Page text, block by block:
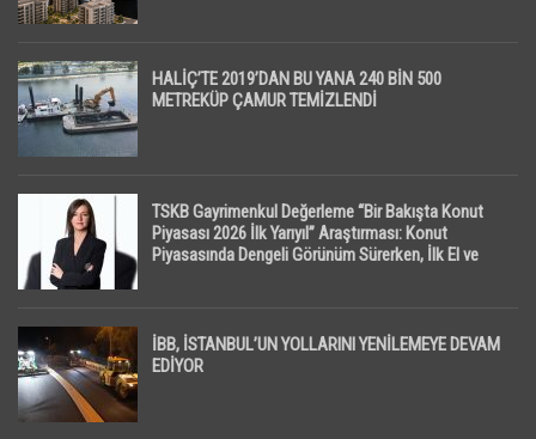
HALİÇ’TE 2019’DAN BU YANA 240 BİN 500
METREKÜP ÇAMUR TEMİZLENDİ
TSKB Gayrimenkul Değerleme “Bir Bakışta Konut
Piyasası 2026 İlk Yarıyıl” Araştırması: Konut
Piyasasında Dengeli Görünüm Sürerken, İlk El ve
İBB, İSTANBUL’UN YOLLARINI YENİLEMEYE DEVAM
EDİYOR